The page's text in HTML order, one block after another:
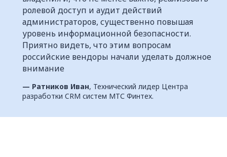
ролевой доступ и аудит действий
администраторов, существенно повышая
уровень информационной безопасности.
Приятно видеть, что этим вопросам
российские вендоры начали уделать должное
внимание
— Ратников Иван, Технический лидер Центра
разработки CRM систем МТС Финтех.